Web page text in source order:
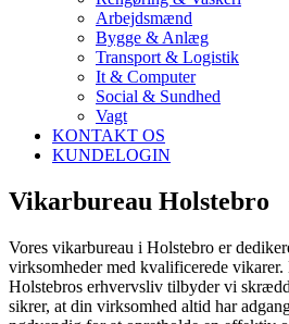
Arbejdsmænd
Bygge & Anlæg
Transport & Logistik
It & Computer
Social & Sundhed
Vagt
KONTAKT OS
KUNDELOGIN
Vikarbureau Holstebro
Vores vikarbureau i Holstebro er
virksomheder med kvalificerede
Holstebros erhvervsliv tilbyder vi
sikrer, at din virksomhed altid har